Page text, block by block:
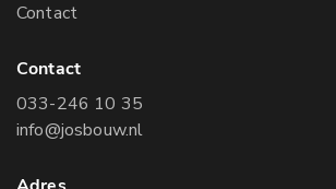
Contact
Contact
033-246 10 35
info@josbouw.nl